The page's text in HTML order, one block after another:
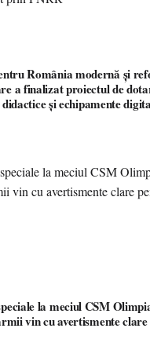
România modernă și
a finalizat proiectul de
și echipamente
la meciul CSM
vin cu avertismente